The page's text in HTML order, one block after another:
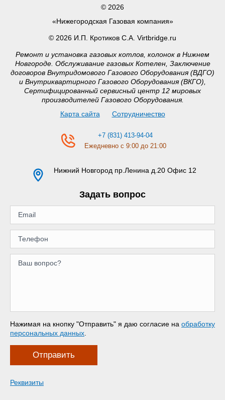
© 2026
«Нижегородская Газовая компания»
© 2026 И.П. Кротиков С.А. Virtbridge.ru
Ремонт и установка газовых котлов, колонок в Нижнем
Новгороде. Обслуживание газовых Котелен, Заключение
договоров Внутридомового Газового Оборудования (ВДГО)
и Внутриквартирного Газового Оборудования (ВКГО),
Сертифицированный сервисный центр 12 мировых
производителей Газового Оборудования.
Карта сайта
Сотрудничество
+7 (831) 413-94-04
Ежедневно с 9:00 до 21:00
Нижний Новгород пр.Ленина д.20 Офис 12
Задать вопрос
Нажимая на кнопку "Отправить" я даю согласие на обработку
персональных данных
Отправить
Реквизиты